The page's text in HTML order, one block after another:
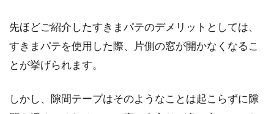
先ほどご紹介したすきまパテのデメリットとしては、
すきまパテを使用した際、片側の窓が開かなくなるこ
とが挙げられます。
しかし、隙間テープはそのようなことは起こらずに隙